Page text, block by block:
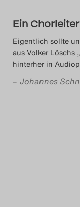
Ein
Eigentlich sollte
aus Volker Löschs
hinterher in
– Johannes